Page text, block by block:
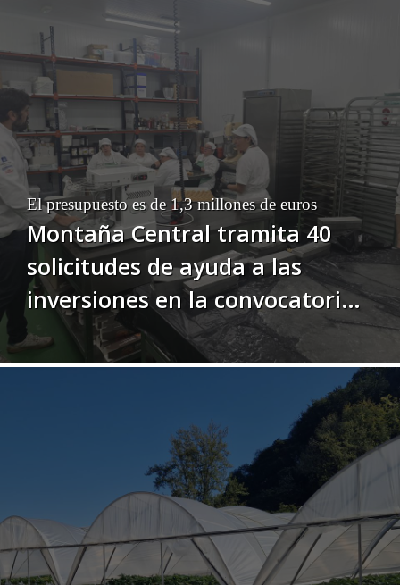
El presupuesto es de 1,3 millones de euros
Montaña Central tramita 40
solicitudes de ayuda a las
inversiones en la convocatoria
2025